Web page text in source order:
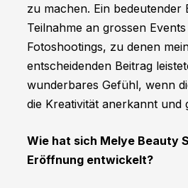
zu machen. Ein bedeutender
Teilnahme an grossen
Fotoshootings, zu denen
entscheidenden Beitrag
wunderbares Gefühl, wenn
die Kreativität anerkannt und
Wie hat sich Melye Beauty
Eröffnung entwickelt?